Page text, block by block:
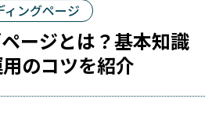
ィングページ
ージとは？基本知識
のコツを紹介